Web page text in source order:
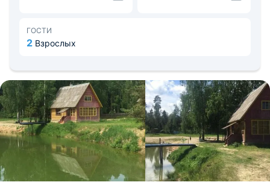
ГОСТИ
2 Взрослых